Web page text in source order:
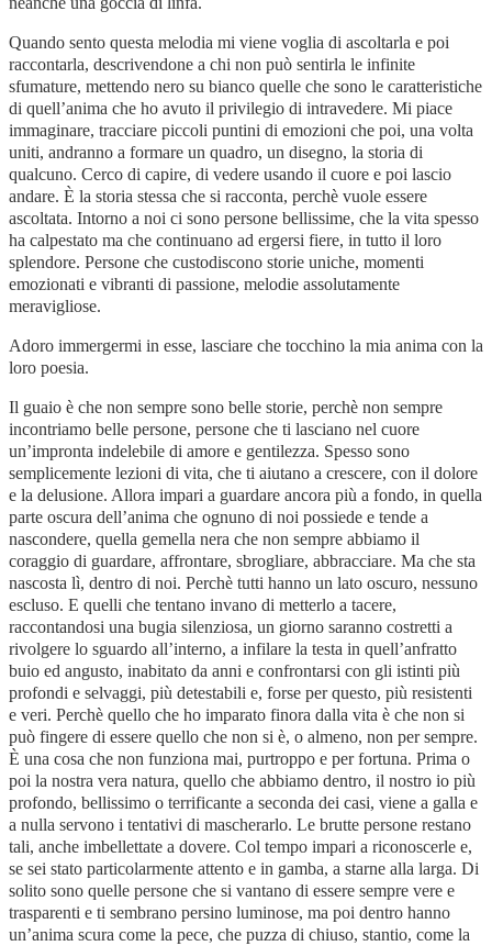
Quando sento questa melodia mi viene voglia di ascoltarla e poi
raccontarla, descrivendone a chi non può sentirla le infinite
sfumature, mettendo nero su bianco quelle che sono le caratteristiche
di quell’anima che ho avuto il privilegio di intravedere. Mi piace
immaginare, tracciare piccoli puntini di emozioni che poi, una volta
uniti, andranno a formare un quadro, un disegno, la storia di
qualcuno. Cerco di capire, di vedere usando il cuore e poi lascio
andare. È la storia stessa che si racconta, perchè vuole essere
ascoltata. Intorno a noi ci sono persone bellissime, che la vita spesso
ha calpestato ma che continuano ad ergersi fiere, in tutto il loro
splendore. Persone che custodiscono storie uniche, momenti
emozionati e vibranti di passione, melodie assolutamente
meravigliose.
Adoro immergermi in esse, lasciare che tocchino la mia anima con la
loro poesia.
Il guaio è che non sempre sono belle storie, perchè non sempre
incontriamo belle persone, persone che ti lasciano nel cuore
un’impronta indelebile di amore e gentilezza. Spesso sono
semplicemente lezioni di vita, che ti aiutano a crescere, con il dolore
e la delusione. Allora impari a guardare ancora più a fondo, in quella
parte oscura dell’anima che ognuno di noi possiede e tende a
nascondere, quella gemella nera che non sempre abbiamo il
coraggio di guardare, affrontare, sbrogliare, abbracciare. Ma che sta
nascosta lì, dentro di noi. Perchè tutti hanno un lato oscuro, nessuno
escluso. E quelli che tentano invano di metterlo a tacere,
raccontandosi una bugia silenziosa, un giorno saranno costretti a
rivolgere lo sguardo all’interno, a infilare la testa in quell’anfratto
buio ed angusto, inabitato da anni e confrontarsi con gli istinti più
profondi e selvaggi, più detestabili e, forse per questo, più resistenti
e veri. Perchè quello che ho imparato finora dalla vita è che non si
può fingere di essere quello che non si è, o almeno, non per sempre.
È una cosa che non funziona mai, purtroppo e per fortuna. Prima o
poi la nostra vera natura, quello che abbiamo dentro, il nostro io più
profondo, bellissimo o terrificante a seconda dei casi, viene a galla e
a nulla servono i tentativi di mascherarlo. Le brutte persone restano
tali, anche imbellettate a dovere. Col tempo impari a riconoscerle e,
se sei stato particolarmente attento e in gamba, a starne alla larga. Di
solito sono quelle persone che si vantano di essere sempre vere e
trasparenti e ti sembrano persino luminose, ma poi dentro hanno
un’anima scura come la pece, che puzza di chiuso, stantio, come la